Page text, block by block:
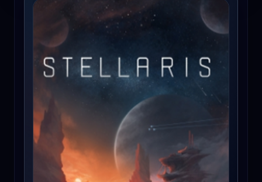
Stellaris - Galaxy Edition PC - Steam Key - EUROPE